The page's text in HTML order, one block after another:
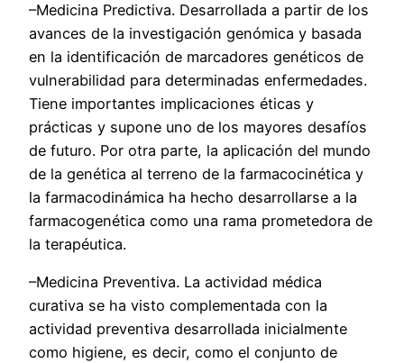
–Medicina Predictiva. Desarrollada a partir de los
avances de la investigación genómica y basada
en la identificación de marcadores genéticos de
vulnerabilidad para determinadas enfermedades.
Tiene importantes implicaciones éticas y
prácticas y supone uno de los mayores desafíos
de futuro. Por otra parte, la aplicación del mundo
de la genética al terreno de la farmacocinética y
la farmacodinámica ha hecho desarrollarse a la
farmacogenética como una rama prometedora de
la terapéutica.
–Medicina Preventiva. La actividad médica
curativa se ha visto complementada con la
actividad preventiva desarrollada inicialmente
como higiene, es decir, como el conjunto de